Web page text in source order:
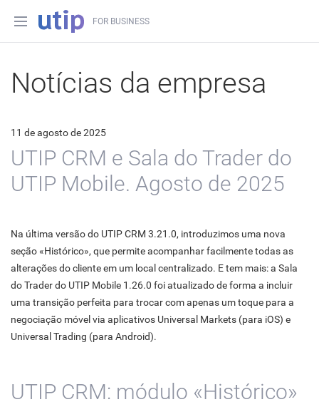
FOR BUSINESS
Notícias da empresa
11 de agosto de 2025
UTIP CRM e Sala do Trader do
UTIP Mobile. Agosto de 2025
Na última versão do UTIP CRM 3.21.0, introduzimos uma nova
seção «Histórico», que permite acompanhar facilmente todas as
alterações do cliente em um local centralizado. E tem mais: a Sala
do Trader do UTIP Mobile 1.26.0 foi atualizado de forma a incluir
uma transição perfeita para trocar com apenas um toque para a
negociação móvel via aplicativos Universal Markets (para iOS) e
Universal Trading (para Android).
UTIP CRM: módulo «Histórico»